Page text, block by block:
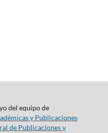
del equipo de
y Publicaciones
de Publicaciones y